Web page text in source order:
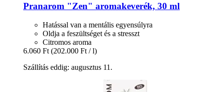
Pranarom "Zen" aromakeverék, 30 ml
Hatással van a mentális egyensúlyra
Oldja a feszültséget és a stresszt
Citromos aroma
6.060 Ft (202.000 Ft / l)
Szállítás eddig: augusztus 11.